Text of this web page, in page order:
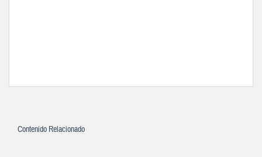
Contenido Relacionado